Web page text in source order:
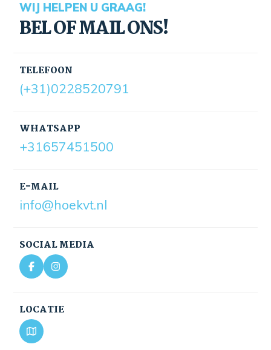
WIJ HELPEN U GRAAG!
BEL OF MAIL ONS!
TELEFOON
(+31)0228520791
E-MAIL
info@hoekvt.nl
WHATSAPP
+31657451500
SOCIAL MEDIA
LOCATIE